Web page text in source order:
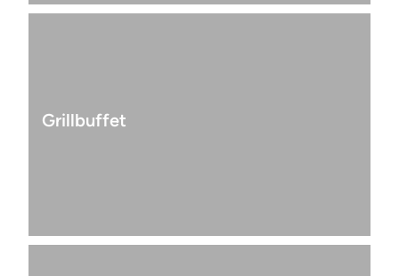
Grillbuffet